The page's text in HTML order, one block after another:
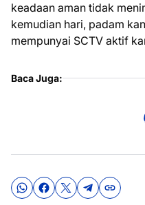
keadaan aman tidak
kemudian hari, padam
mempunyai SCTV aktif
Baca Juga: